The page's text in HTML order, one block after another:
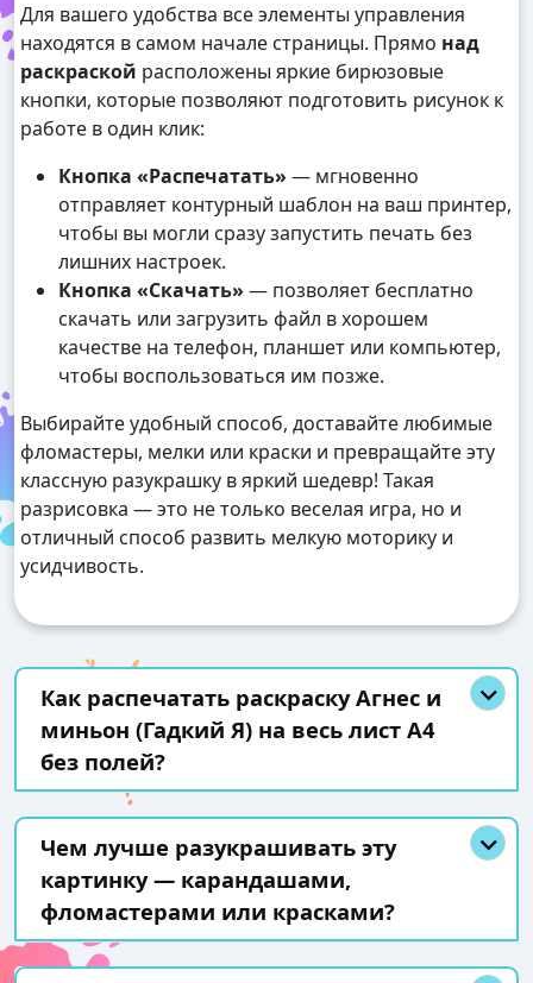
Для вашего удобства все элементы управления
находятся в самом начале страницы. Прямо над
раскраской расположены яркие бирюзовые
кнопки, которые позволяют подготовить рисунок к
работе в один клик:
Кнопка «Распечатать» — мгновенно
отправляет контурный шаблон на ваш принтер,
чтобы вы могли сразу запустить печать без
лишних настроек.
Кнопка «Скачать» — позволяет бесплатно
скачать или загрузить файл в хорошем
качестве на телефон, планшет или компьютер,
чтобы воспользоваться им позже.
Выбирайте удобный способ, доставайте любимые
фломастеры, мелки или краски и превращайте эту
классную разукрашку в яркий шедевр! Такая
разрисовка — это не только веселая игра, но и
отличный способ развить мелкую моторику и
усидчивость.
Как распечатать раскраску Агнес и
миньон (Гадкий Я) на весь лист А4
без полей?
Чем лучше разукрашивать эту
картинку — карандашами,
фломастерами или красками?